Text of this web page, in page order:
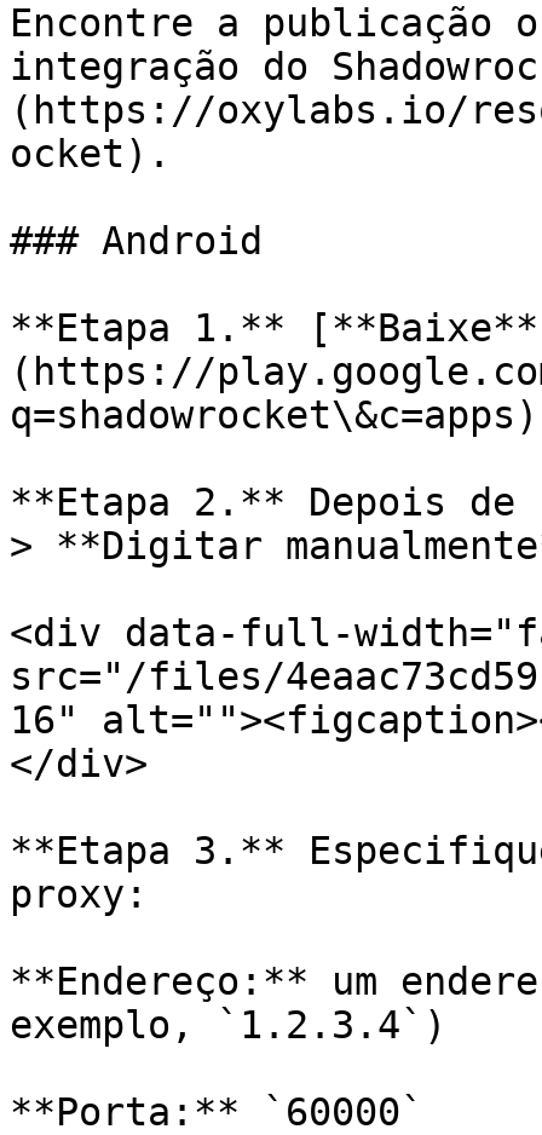
Encontre a publicação
integração do
(https://oxylabs.io/
ocket).
### Android
**Etapa 1.**
(https://
**Etapa 2.** Depois
> **Digitar
<div data-full-
src="/files/
16"
</div>
**Etapa 3.**
proxy:
**Endereço:** um
exemplo, `1.2.3.4`)
**Porta:** `60000`